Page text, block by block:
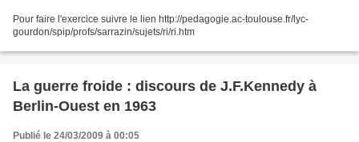
Pour faire l'exercice suivre le lien http://pedagogie.ac-toulouse.fr/lyc-
gourdon/spip/profs/sarrazin/sujets/ri/ri.htm
La guerre froide : discours de J.F.Kennedy à
Berlin-Ouest en 1963
Publié le 24/03/2009 à 00:05